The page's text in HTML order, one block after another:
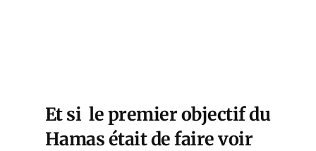
Et si le premier objectif du
Hamas était de faire voir